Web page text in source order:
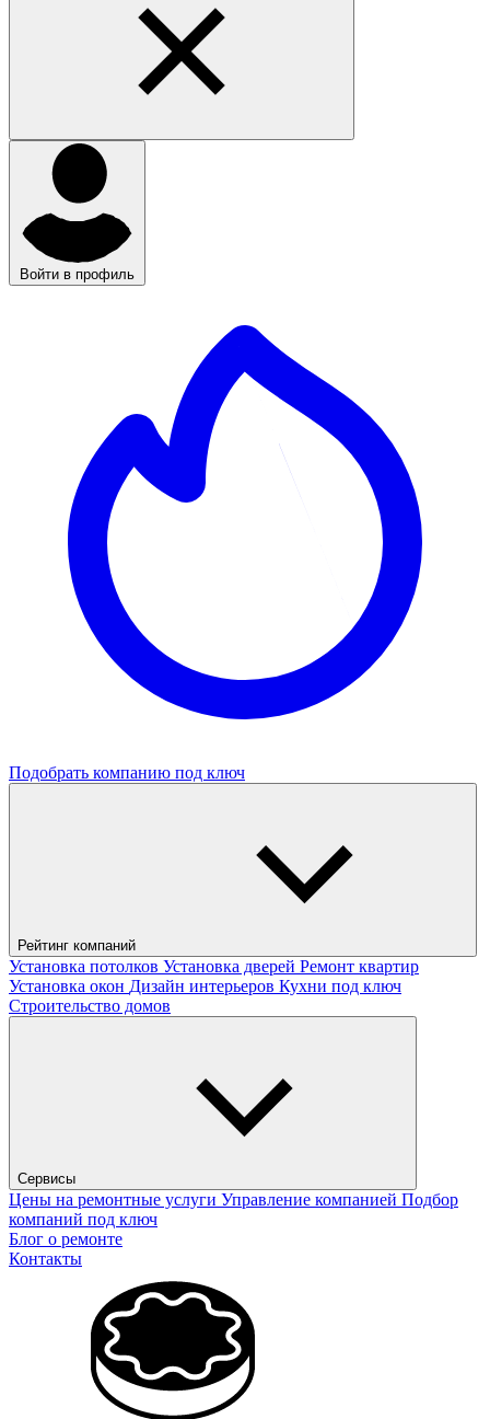
Войти в профиль
Подобрать компанию под ключ
Рейтинг компаний
Установка потолков Установка дверей Ремонт квартир
Установка окон Дизайн интерьеров Кухни под ключ
Строительство домов
Сервисы
Цены на ремонтные услуги Управление компанией Подбор
компаний под ключ
Блог о ремонте
Контакты